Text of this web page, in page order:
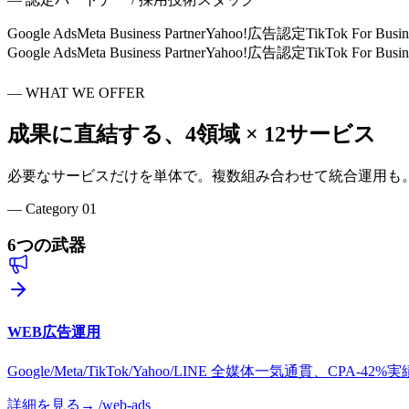
Google AdsMeta Business PartnerYahoo!広告認定TikTok For
Google AdsMeta Business PartnerYahoo!広告認定TikTok For
— WHAT WE OFFER
成果に直結する、 4領域 × 12サービス
必要なサービスだけを単体で。複数組み合わせて統合運用
— Category 01
6つの武器
WEB広告運用
Google/Meta/TikTok/Yahoo/LINE 全媒体一気通貫、CPA-42%実
詳細を見る → /web-ads